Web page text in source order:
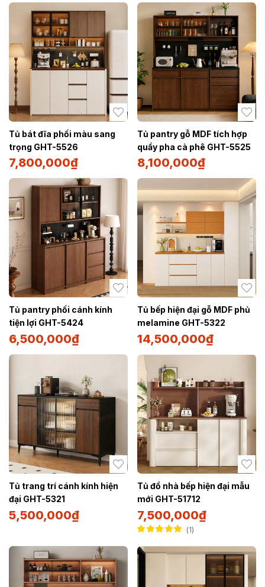
5.005 sao
Tủ bát đĩa phối màu sang
trọng GHT-5526
7,800,000₫
Tủ pantry gỗ MDF tích hợp
quầy pha cà phê GHT-5525
8,100,000₫
Tủ pantry phối cánh kính
tiện lợi GHT-5424
6,500,000₫
Tủ bếp hiện đại gỗ MDF phủ
melamine GHT-5322
14,500,000₫
Tủ trang trí cánh kính hiện
đại GHT-5321
5,500,000₫
Tủ đồ nhà bếp hiện đại mẫu
mới GHT-51712
7,500,000₫
5.005 sao
1